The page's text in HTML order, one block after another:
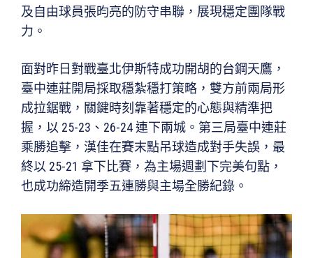
及自由球員張昀亮的防守串聯，展現穩定團隊戰
力。
面對昨日對戰臺北伊斯特成功開胡的台鋼天鷹，
臺中連莊開局採取穩紮穩打策略，雙方前兩局形
成拉鋸戰，關鍵時刻靠著穩定的心態與精準把
握，以 25-23、26-24 連下兩城。第三局臺中連莊
乘勝追擊，漢佳在賽末點吊球造成對手失誤，最
終以 25-21 拿下比賽，為主場週劃下完美句點，
也成功締造開季五連勝與主場全勝紀錄。